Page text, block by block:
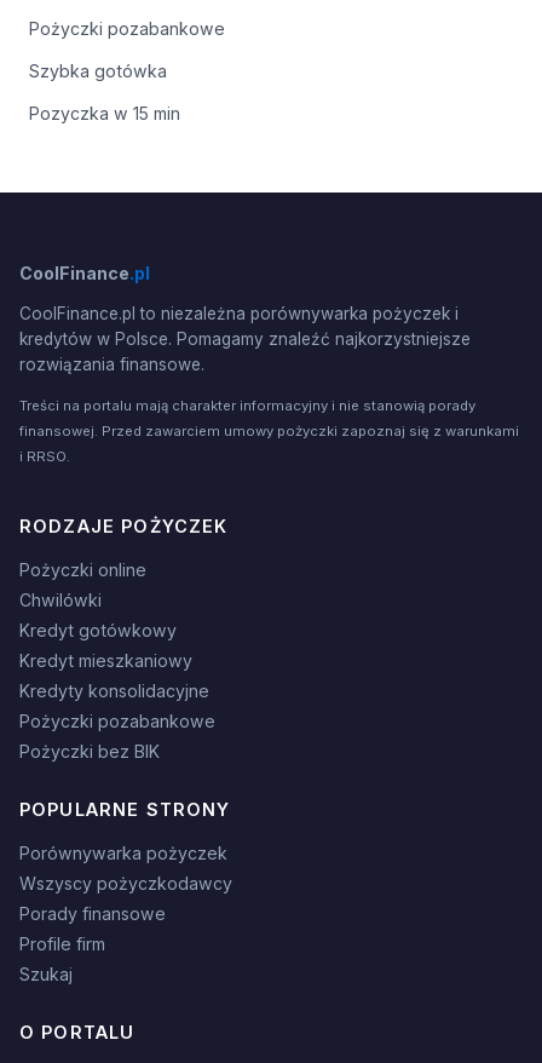
Pożyczki pozabankowe
Szybka gotówka
Pozyczka w 15 min
CoolFinance.pl
CoolFinance.pl to niezależna porównywarka pożyczek i
kredytów w Polsce. Pomagamy znaleźć najkorzystniejsze
rozwiązania finansowe.
Treści na portalu mają charakter informacyjny i nie stanowią porady
finansowej. Przed zawarciem umowy pożyczki zapoznaj się z warunkami
i RRSO.
RODZAJE POŻYCZEK
Pożyczki online
Chwilówki
Kredyt gotówkowy
Kredyt mieszkaniowy
Kredyty konsolidacyjne
Pożyczki pozabankowe
Pożyczki bez BIK
POPULARNE STRONY
Porównywarka pożyczek
Wszyscy pożyczkodawcy
Porady finansowe
Profile firm
Szukaj
O PORTALU